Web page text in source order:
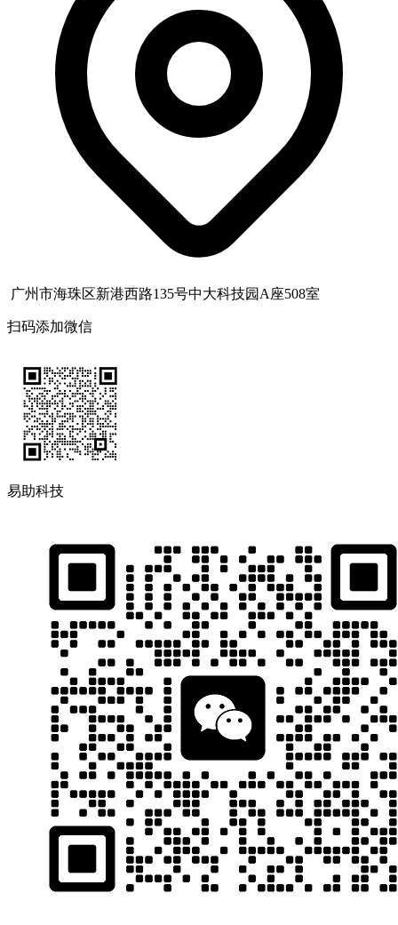
广州市海珠区新港西路135号中大科技园A座508室
扫码添加微信
易助科技